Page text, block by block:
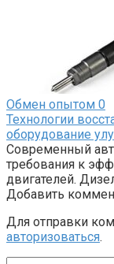
Обмен опытом 0
Технологии
оборудование
Современный
требования к
двигателей.
Добавить
Для отправки
авторизоваться.